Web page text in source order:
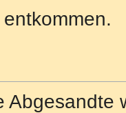
Abgesandte